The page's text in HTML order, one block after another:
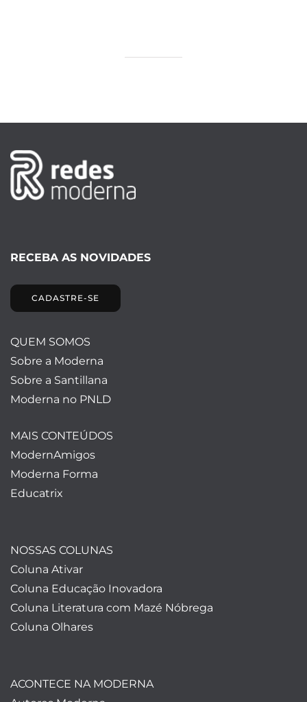
RECEBA AS NOVIDADES
CADASTRE-SE
QUEM SOMOS
Sobre a Moderna
Sobre a Santillana
Moderna no PNLD
MAIS CONTEÚDOS
ModernAmigos
Moderna Forma
Educatrix
NOSSAS COLUNAS
Coluna Ativar
Coluna Educação Inovadora
Coluna Literatura com Mazé Nóbrega
Coluna Olhares
ACONTECE NA MODERNA